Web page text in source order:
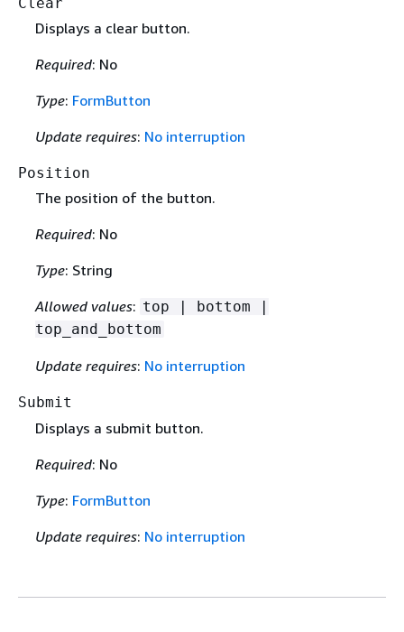
Displays a clear button.
Required: No
Type: FormButton
Update requires: No interruption
Position
The position of the button.
Required: No
Type: String
Allowed values: top | bottom |
top_and_bottom
Update requires: No interruption
Submit
Displays a submit button.
Required: No
Type: FormButton
Update requires: No interruption